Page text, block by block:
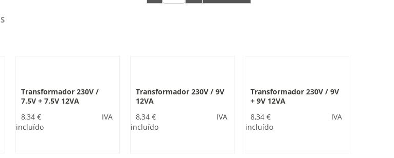
Transformador 230V /
7.5V + 7.5V 12VA
8,34 €
IVA
incluído
Transformador 230V / 9V
12VA
8,34 €
IVA
incluído
Transformador 230V / 9V
+ 9V 12VA
8,34 €
IVA
incluído